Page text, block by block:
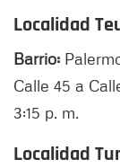
Localidad
Barrio:
Calle 45 a
3:15 p. m.
Localidad